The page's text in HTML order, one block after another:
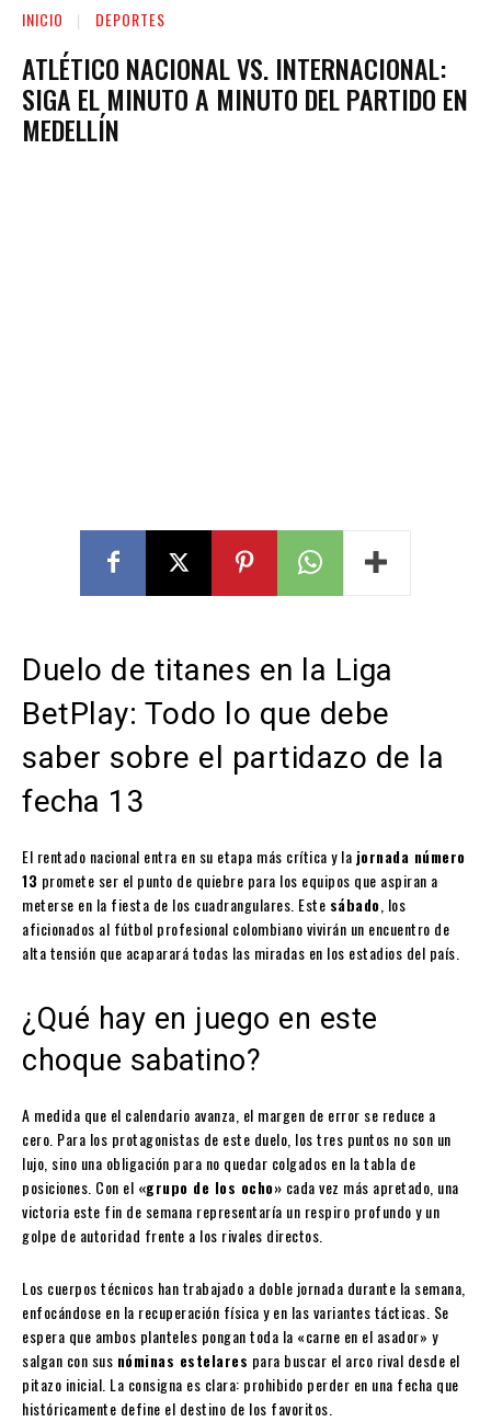
INICIO DEPORTES
ATLÉTICO NACIONAL VS. INTERNACIONAL:
SIGA EL MINUTO A MINUTO DEL PARTIDO EN
MEDELLÍN
Duelo de titanes en la Liga
BetPlay: Todo lo que debe
saber sobre el partidazo de la
fecha 13
El rentado nacional entra en su etapa más crítica y la jornada número
13 promete ser el punto de quiebre para los equipos que aspiran a
meterse en la fiesta de los cuadrangulares. Este sábado , los
aficionados al fútbol profesional colombiano vivirán un encuentro de
alta tensión que acaparará todas las miradas en los estadios del país.
¿Qué hay en juego en este
choque sabatino?
A medida que el calendario avanza, el margen de error se reduce a
cero. Para los protagonistas de este duelo, los tres puntos no son un
lujo, sino una obligación para no quedar colgados en la tabla de
posiciones. Con el «grupo de los ocho» cada vez más apretado, una
victoria este fin de semana representaría un respiro profundo y un
golpe de autoridad frente a los rivales directos.
Los cuerpos técnicos han trabajado a doble jornada durante la semana,
enfocándose en la recuperación física y en las variantes tácticas. Se
espera que ambos planteles pongan toda la «carne en el asador» y
salgan con sus nóminas estelares para buscar el arco rival desde el
pitazo inicial. La consigna es clara: prohibido perder en una fecha que
históricamente define el destino de los favoritos.